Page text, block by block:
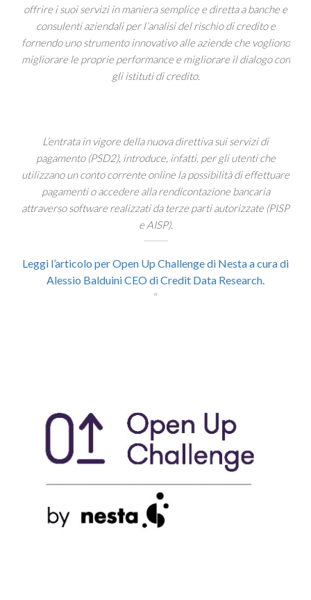
offrire i suoi servizi in maniera semplice e diretta a banche e
consulenti aziendali per l’analisi del rischio di credito e
fornendo uno strumento innovativo alle aziende che vogliono
migliorare le proprie performance e migliorare il dialogo con
gli istituti di credito.
L’entrata in vigore della nuova direttiva sui servizi di
pagamento (PSD2), introduce, infatti, per gli utenti che
utilizzano un conto corrente online la possibilità di effettuare
pagamenti o accedere alla rendicontazione bancaria
attraverso software realizzati da terze parti autorizzate (PISP
e AISP).
Leggi l’articolo per Open Up Challenge di Nesta a cura di
Alessio Balduini CEO di Credit Data Research.
“